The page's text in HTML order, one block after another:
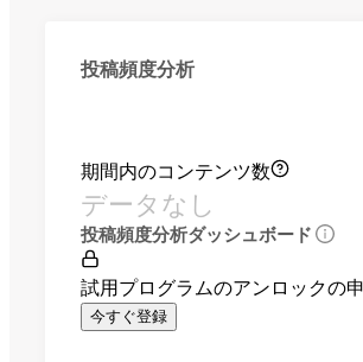
投稿頻度分析
期間内のコンテンツ数
データなし
投稿頻度分析ダッシュボード
試用プログラムのアンロックの申
今すぐ登録